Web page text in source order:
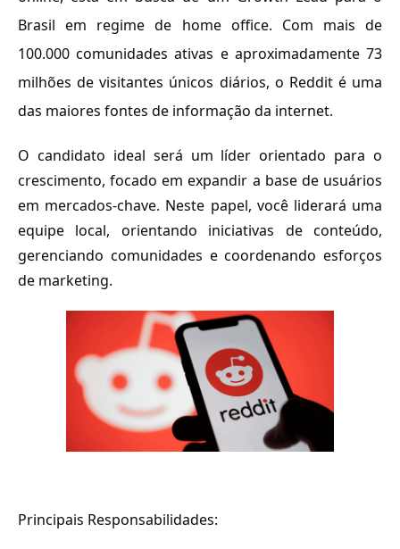
Brasil em regime de home office. Com mais de
100.000 comunidades ativas e aproximadamente 73
milhões de visitantes únicos diários, o Reddit é uma
das maiores fontes de informação da internet.
O candidato ideal será um líder orientado para o
crescimento, focado em expandir a base de usuários
em mercados-chave. Neste papel, você liderará uma
equipe local, orientando iniciativas de conteúdo,
gerenciando comunidades e coordenando esforços
de marketing.
Principais Responsabilidades: